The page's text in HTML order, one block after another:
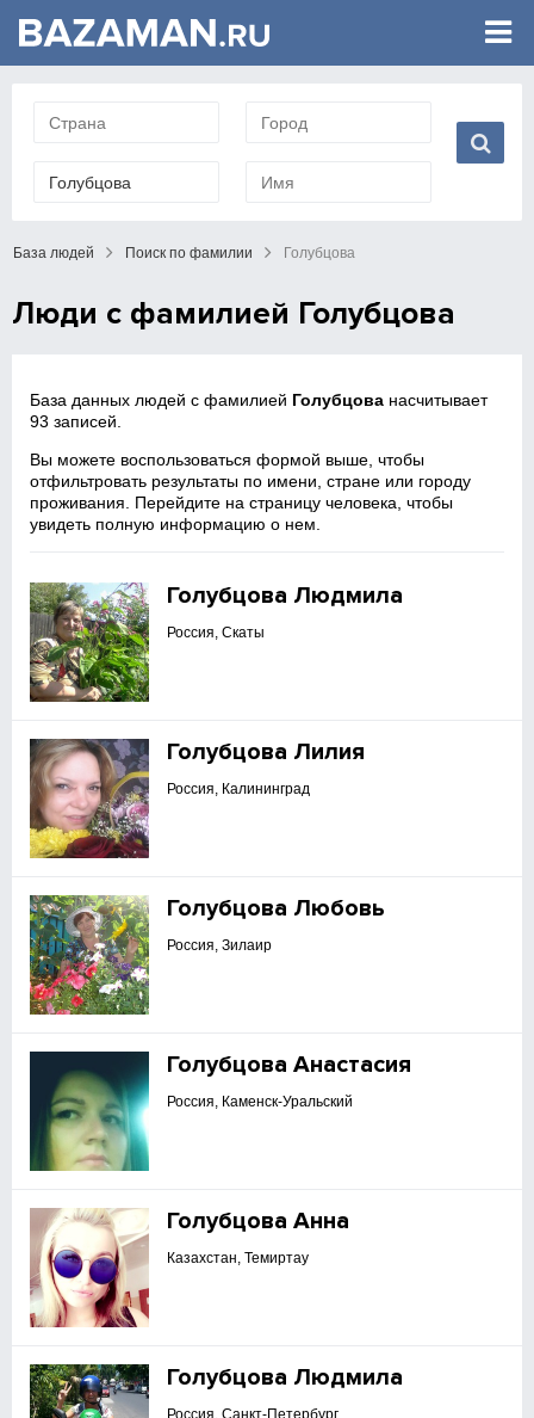
База людей Поиск по фамилии Голубцова
Люди с фамилией Голубцова
База данных людей с фамилией Голубцова насчитывает
93 записей.
Вы можете воспользоваться формой выше, чтобы
отфильтровать результаты по имени, стране или городу
проживания. Перейдите на страницу человека, чтобы
увидеть полную информацию о нем.
Голубцова Людмила
Россия, Скаты
Голубцова Лилия
Россия, Калининград
Голубцова Любовь
Россия, Зилаир
Голубцова Анастасия
Россия, Каменск-Уральский
Голубцова Анна
Казахстан, Темиртау
Голубцова Людмила
Россия, Санкт-Петербург